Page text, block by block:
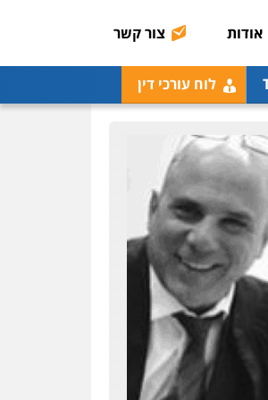
אודות צור קשר
לוח עורכי דין
מחיקת כתבות מגוגל
ודחיקת אזכורים שליליים
דין
0522508109
אחסון אתרים
מהירות הגנה גיבוי
תמיכה שירותים מקצועיים
לעורכי דין
מרכז התחלה חדשה
אסירים עבירות מין
שירותים מקצועיים לעורכי
דין
0544500346
מאיה בלום, עו"ס,
טיפול ושיקום
טיפול בהתמכרויות
שירותים מקצועיים לעורכי